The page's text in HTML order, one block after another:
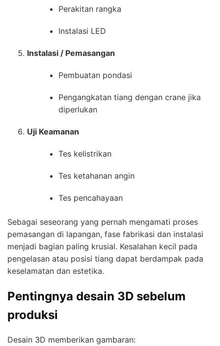
Perakitan rangka
Instalasi LED
Instalasi / Pemasangan
Pembuatan pondasi
Pengangkatan tiang dengan crane jika
diperlukan
Uji Keamanan
Tes kelistrikan
Tes ketahanan angin
Tes pencahayaan
Sebagai seseorang yang pernah mengamati proses
pemasangan di lapangan, fase fabrikasi dan instalasi
menjadi bagian paling krusial. Kesalahan kecil pada
pengelasan atau posisi tiang dapat berdampak pada
keselamatan dan estetika.
Pentingnya desain 3D sebelum
produksi
Desain 3D memberikan gambaran: